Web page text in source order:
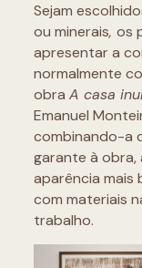
Sejam
ou minerais, os
apresentar a
normalmente
obra A casa
Emanuel
combinando-a
garante à obra,
aparência
com materiais
trabalho.